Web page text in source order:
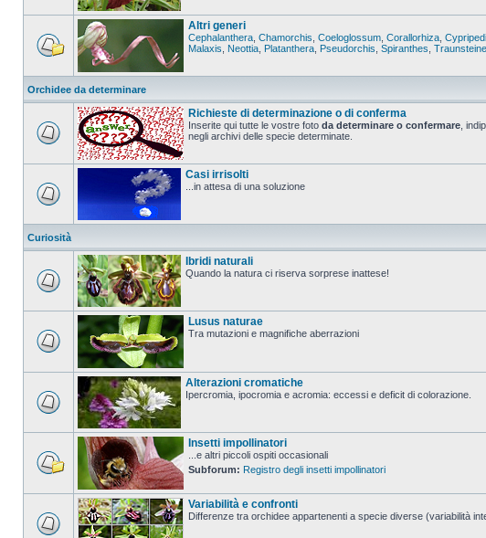
Altri generi
Cephalanthera Chamorchis Coeloglossum Corallorhiza
Malaxis
Neottia Platanthera Pseudorchis Spiranthes
Orchidee da determinare
Richieste di determinazione o di conferma
Inserite qui tutte le vostre foto da determinare o confermare ,
negli archivi delle specie determinate.
Casi irrisolti
...in attesa di una soluzione
Curiosità
Ibridi naturali
Quando la natura ci riserva sorprese inattese!
Lusus naturae
Tra mutazioni e magnifiche aberrazioni
Alterazioni cromatiche
Ipercromia, ipocromia e acromia: eccessi e deficit di colorazione.
Insetti impollinatori
...e altri piccoli ospiti occasionali
Subforum: Registro degli insetti impollinatori
Variabilità e confronti
Differenze tra orchidee appartenenti a specie diverse (variabilità